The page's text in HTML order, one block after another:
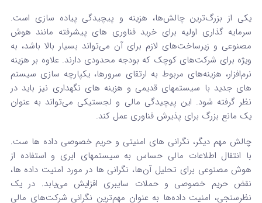
یکی از بزرگ‌ترین چالش‌ها، هزینه و پیچیدگی پیاده‌ سازی است.
سرمایه‌ گذاری اولیه برای خرید فناوری‌ های پیشرفته مانند هوش
مصنوعی و زیرساخت‌های لازم برای آن می‌تواند بسیار بالا باشد، به
ویژه برای شرکت‌های کوچک که بودجه محدودی دارند. علاوه بر هزینه
نرم‌افزار، هزینه‌های مربوط به ارتقای سرورها، یکپارچه‌ سازی سیستم‌
های جدید با سیستمهای قدیمی و هزینه‌ های نگهداری نیز باید در
نظر گرفته شود. این پیچیدگی مالی و لجستیکی می‌تواند به عنوان
یک مانع بزرگ برای پذیرش فناوری عمل کند.
چالش مهم دیگر، نگرانی‌ های امنیتی و حریم خصوصی داده‌ ها ست.
با انتقال اطلاعات مالی حساس به سیستمهای ابری و استفاده از
هوش مصنوعی برای تحلیل آن‌ها، نگرانی‌ ها در مورد امنیت داده‌ ها،
نقض حریم خصوصی و حملات سایبری افزایش می‌یابد. در یک
نظرسنجی، امنیت داده‌ها به عنوان مهم‌ترین نگرانی شرکت‌های مالی